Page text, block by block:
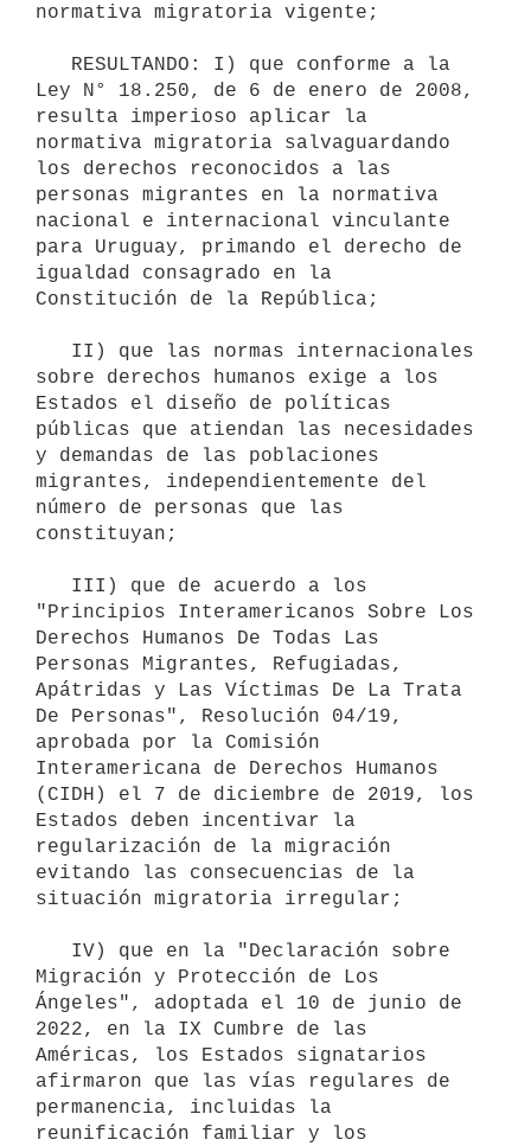
normativa migratoria vigente;
Ley N° 18.250, de 6 de enero de 2008,
resulta imperioso aplicar la
normativa migratoria salvaguardando
los derechos reconocidos a las
personas migrantes en la normativa
nacional e internacional vinculante
para Uruguay, primando el derecho de
igualdad consagrado en la
Constitución de la República;
sobre derechos humanos exige a los
Estados el diseño de políticas
públicas que atiendan las necesidades
y demandas de las poblaciones
migrantes, independientemente del
número de personas que las
constituyan;
"Principios Interamericanos Sobre Los
Derechos Humanos De Todas Las
Personas Migrantes, Refugiadas,
Apátridas y Las Víctimas De La Trata
De Personas", Resolución 04/19,
aprobada por la Comisión
Interamericana de Derechos Humanos
(CIDH) el 7 de diciembre de 2019, los
Estados deben incentivar la
regularización de la migración
evitando las consecuencias de la
situación migratoria irregular;
Migración y Protección de Los
Ángeles", adoptada el 10 de junio de
2022, en la IX Cumbre de las
Américas, los Estados signatarios
afirmaron que las vías regulares de
permanencia, incluidas la
reunificación familiar y los